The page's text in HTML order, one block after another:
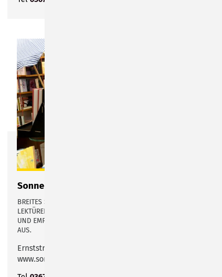
Sonneberger Buchhandlung
BREITES SORTIMENT AN LESESTOFF, ABER AUCH TOLLE
LEKTÜREN FÜR JUNG UND ALT. VOR ALLEM BERATUNGEN
UND EMPFHELUNGEN ZEICHEN DAS SHOPPINGERLEBNIS
AUS.
Ernststraße 2
www.sonbuch.de.de